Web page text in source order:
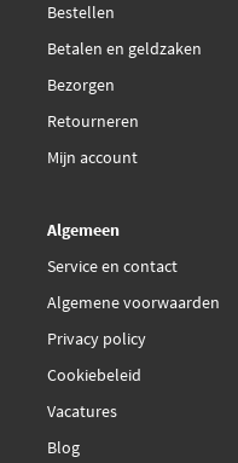
Bestellen
Betalen en geldzaken
Bezorgen
Retourneren
Mijn account
Algemeen
Service en contact
Algemene voorwaarden
Privacy policy
Cookiebeleid
Vacatures
Blog